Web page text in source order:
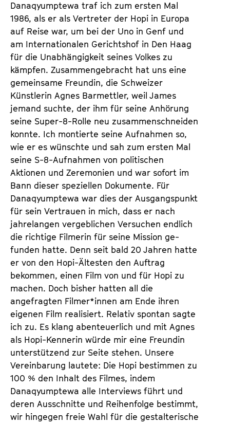
Danaqyumptewa traf ich zum ersten Mal
1986, als er als Vertreter der Hopi in Europa
auf Reise war, um bei der Uno in Genf und
am Internationalen Gerichtshof in Den Haag
für die Unabhängigkeit seines Volkes zu
kämpfen. Zusammengebracht hat uns eine
gemeinsame Freundin, die Schweizer
Künstlerin Agnes Barmettler, weil James
jemand suchte, der ihm für seine Anhörung
seine Super-8-Rolle neu zusam­men­schneiden
konnte. Ich montierte seine Aufnahmen so,
wie er es wünschte und sah zum ersten Mal
seine S-8-Aufnahmen von politischen
Aktionen und Zeremonien und war sofort im
Bann dieser speziellen Dokumente. Für
Danaqyumptewa war dies der Ausgangspunkt
für sein Vertrauen in mich, dass er nach
jahrelangen vergeblichen Versuchen endlich
die richtige Filmerin für seine Mission ge­
funden hatte. Denn seit bald 20 Jahren hatte
er von den Hopi-Ältesten den Auftrag
bekommen, einen Film von und für Hopi zu
machen. Doch bisher hatten all die
angefragten Filmer*innen am Ende ihren
eigenen Film realisiert. Relativ spontan sagte
ich zu. Es klang abenteuerlich und mit Agnes
als Hopi-Kennerin würde mir eine Freundin
unterstützend zur Seite stehen. Unsere
Vereinbarung lautete: Die Hopi bestimmen zu
100 % den Inhalt des Filmes, indem
Danaqyumptewa alle Interviews führt und
deren Ausschnitte und Reihenfolge bestimmt,
wir hingegen freie Wahl für die gestalterische